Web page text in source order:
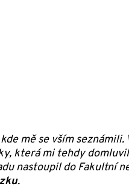
mě se vším seznámili.
která mi tehdy
nastoupil do Fakultní
.